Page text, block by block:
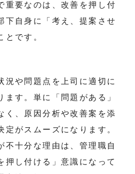
重要なのは、改善を押し付
下自身に「考え、提案させ
とです。
況や問題点を上司に適切に
ます。単に「問題がある」
く、原因分析や改善案を添
定がスムーズになります。
不十分な理由は、管理職自
押し付ける」意識になって